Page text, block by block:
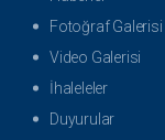
Fotoğraf Galerisi
Video Galerisi
İhaleleler
Duyurular